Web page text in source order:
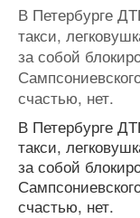
В Петербурге
такси,
за собой
счастью, нет.
В Петербурге
такси,
за собой
счастью, нет.